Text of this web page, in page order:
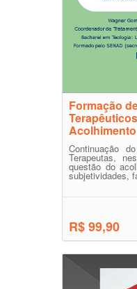
Formação
Continuação
Terapeutas,
questão do
subjetividades,
R$ 99,90